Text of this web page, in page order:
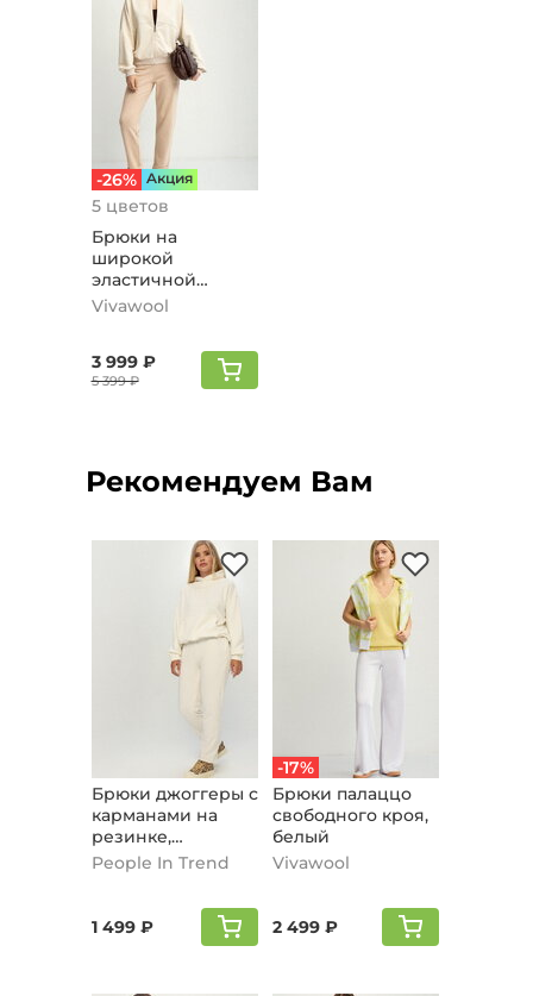
-26% Aкция
5 цветов
Брюки на
широкой
эластичной
резинке,
Vivawool
3 999 ₽
5 399 ₽
Рекомендуем Вам
Брюки джоггеры с
карманами на
резинке,
молочный
People In Trend
1 499 ₽
-17%
Брюки палаццо
свободного кроя,
белый
Vivawool
2 499 ₽